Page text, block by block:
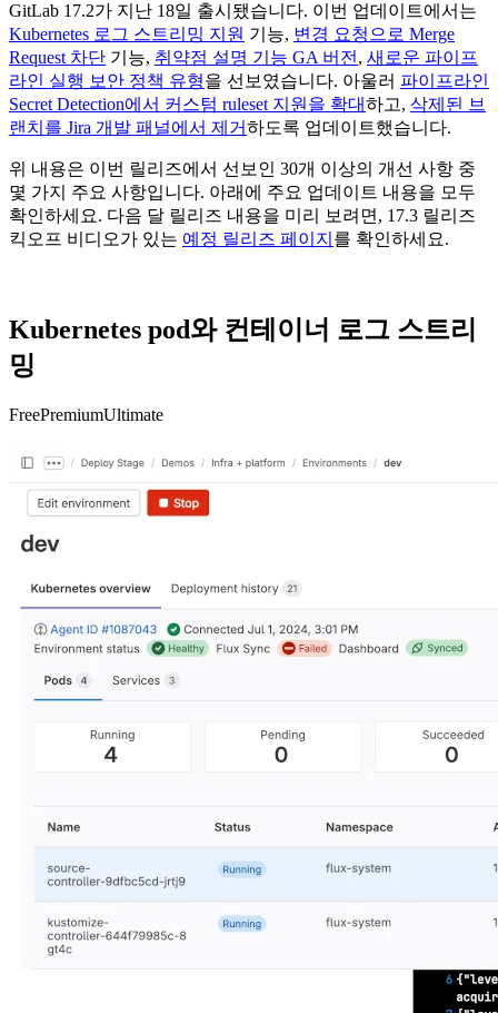
GitLab 17.2가 지난 18일 출시됐습니다. 이번 업데이트에서는
Kubernetes 로그 스트리밍 지원 기능, 변경 요청으로 Merge
Request 차단 기능, 취약점 설명 기능 GA 버전 , 새로운 파이프
라인 실행 보안 정책 유형을 선보였습니다. 아울러 파이프라인
Secret Detection에서 커스텀 ruleset 지원을 확대하고, 삭제된 브
랜치를 Jira 개발 패널에서 제거하도록 업데이트했습니다.
위 내용은 이번 릴리즈에서 선보인 30개 이상의 개선 사항 중
몇 가지 주요 사항입니다. 아래에 주요 업데이트 내용을 모두
확인하세요. 다음 달 릴리즈 내용을 미리 보려면, 17.3 릴리즈
킥오프 비디오가 있는 예정 릴리즈 페이지 를 확인하세요.
Kubernetes pod와 컨테이너 로그 스트리
밍
FreePremiumUltimate